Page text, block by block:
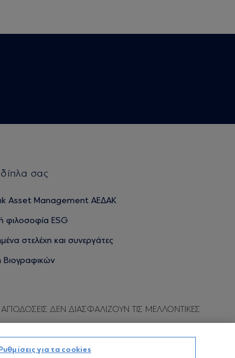
σας
Asset Management ΑΕΔΑΚ
φιλοσοφία ESG
στελέχη και συνεργάτες
ΔΕΝ ΔΙΑΣΦΑΛΙΖΟΥΝ ΤΙΣ ΜΕΛΛΟΝΤΙΚΕΣ
Ρυθμίσεις για τα cookies